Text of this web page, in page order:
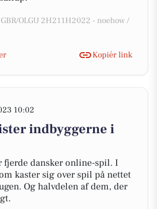
OLGU 2H211H2022 - noehow /
Kopiér link
10:02
indbyggerne i
fjerde dansker online-spil. I
kaster sig over spil på nettet
Og halvdelen af dem, der